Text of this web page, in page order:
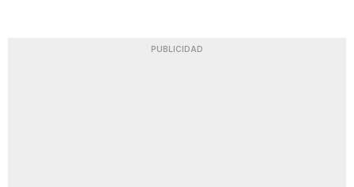
PUBLICIDAD